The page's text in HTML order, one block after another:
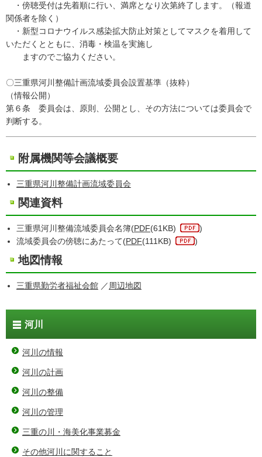
・傍聴受付は先着順に行い、満席となり次第終了します。（報道
関係者を除く）
・新型コロナウイルス感染拡大防止対策としてマスクを着用して
いただくとともに、消毒・検温を実施し
ますのでご協力ください。
〇三重県河川整備計画流域委員会設置基準（抜粋）
（情報公開）
第６条 委員会は、原則、公開とし、その方法については委員会で
判断する。
附属機関等会議概要
三重県河川整備計画流域委員会
関連資料
三重県河川整備流域委員会名簿(PDF(61KB)
)
流域委員会の傍聴にあたって(PDF(111KB) )
地図情報
三重県勤労者福祉会館 ／ 周辺地図
河川
河川の情報
河川の計画
河川の整備
河川の管理
三重の川・海美化事業募金
その他河川に関すること